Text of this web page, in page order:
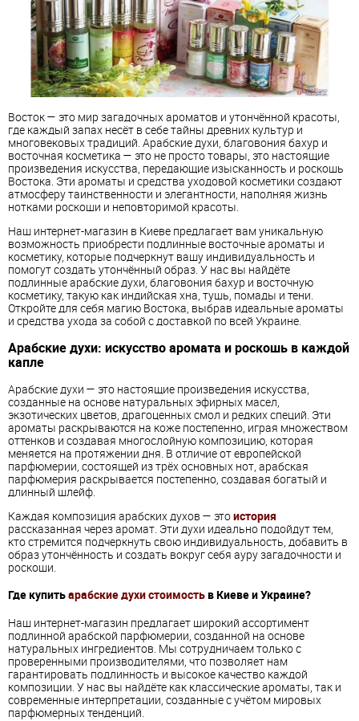
Восток — это мир загадочных ароматов и утончённой красоты,
где каждый запах несёт в себе тайны древних культур и
многовековых традиций. Арабские духи, благовония бахур и
восточная косметика — это не просто товары, это настоящие
произведения искусства, передающие изысканность и роскошь
Востока. Эти ароматы и средства уходовой косметики создают
атмосферу таинственности и элегантности, наполняя жизнь
нотками роскоши и неповторимой красоты.
Наш интернет-магазин в Киеве предлагает вам уникальную
возможность приобрести подлинные восточные ароматы и
косметику, которые подчеркнут вашу индивидуальность и
помогут создать утончённый образ. У нас вы найдёте
подлинные арабские духи, благовония бахур и восточную
косметику, такую как индийская хна, тушь, помады и тени.
Откройте для себя магию Востока, выбрав идеальные ароматы
и средства ухода за собой с доставкой по всей Украине.
Арабские духи: искусство аромата и роскошь в каждой
капле
Арабские духи — это настоящие произведения искусства,
созданные на основе натуральных эфирных масел,
экзотических цветов, драгоценных смол и редких специй. Эти
ароматы раскрываются на коже постепенно, играя множеством
оттенков и создавая многослойную композицию, которая
меняется на протяжении дня. В отличие от европейской
парфюмерии, состоящей из трёх основных нот, арабская
парфюмерия раскрывается постепенно, создавая богатый и
длинный шлейф.
Каждая композиция арабских духов — этоистория
рассказанная через аромат. Эти духи идеально подойдут тем,
кто стремится подчеркнуть свою индивидуальность, добавить в
образ утончённость и создать вокруг себя ауру загадочности и
роскоши.
Где купитьарабские духи стоимостьв Киеве и Украине?
Наш интернет-магазин предлагает широкий ассортимент
подлинной арабской парфюмерии, созданной на основе
натуральных ингредиентов. Мы сотрудничаем только с
проверенными производителями, что позволяет нам
гарантировать подлинность и высокое качество каждой
композиции. У нас вы найдёте как классические ароматы, так и
современные интерпретации, созданные с учётом мировых
парфюмерных тенденций.